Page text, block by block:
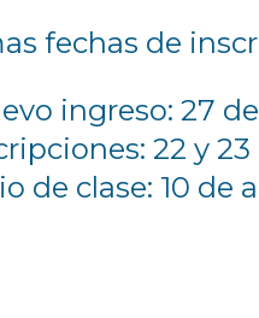
fechas de
ingreso: 27
22 y
de clase: 10 de